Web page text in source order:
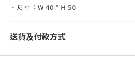
．尺寸：W 40 * H 50
送貨及付款方式